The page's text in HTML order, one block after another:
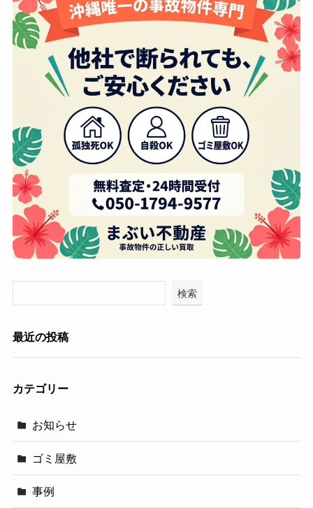
検索
最近の投稿
カテゴリー
お知らせ
ゴミ屋敷
事例